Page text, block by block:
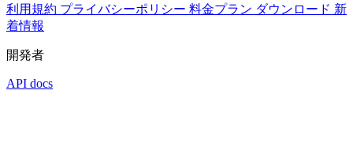
利用規約 プライバシーポリシー 料金プラン ダウンロード 新
着情報
開発者
API docs